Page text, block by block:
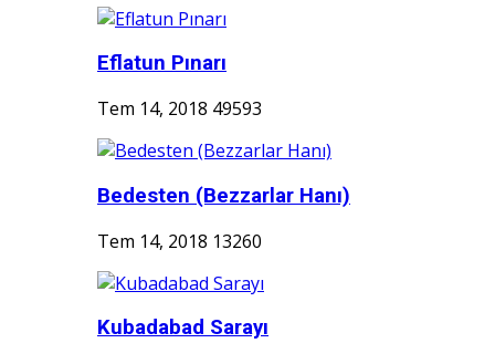
Eflatun Pınarı
Tem 14, 2018 49593
Bedesten (Bezzarlar Hanı)
Tem 14, 2018 13260
Kubadabad Sarayı